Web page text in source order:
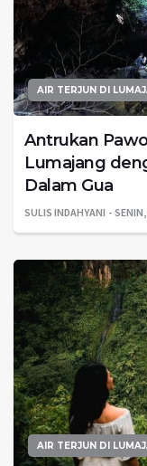
AIR TERJUN DI
Antrukan
Lumajang
Dalam Gua
SULIS INDAHYANI
AIR TERJUN DI